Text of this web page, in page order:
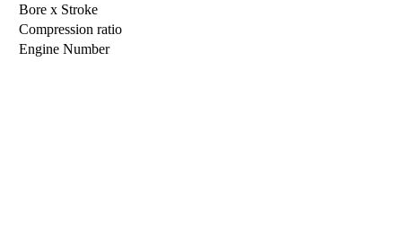
Bore x Stroke
Compression ratio
Engine Number